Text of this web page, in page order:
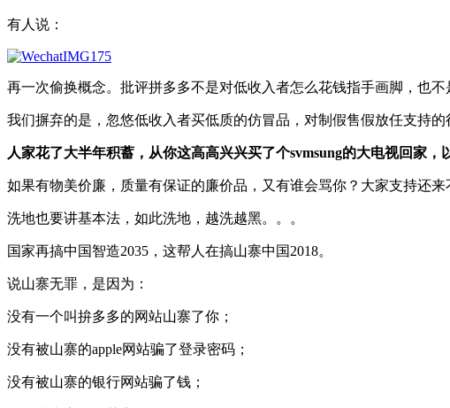
有人说：
再一次偷换概念。批评拼多多不是对低收入者怎么花钱指手画脚，也不
我们摒弃的是，忽悠低收入者买低质的仿冒品，对制假售假放任支持的
人家花了大半年积蓄，从你这高高兴兴买了个svmsung的大电视回家
如果有物美价廉，质量有保证的廉价品，又有谁会骂你？大家支持还来
洗地也要讲基本法，如此洗地，越洗越黑。。。
国家再搞中国智造2035，这帮人在搞山寨中国2018。
说山寨无罪，是因为：
没有一个叫拚多多的网站山寨了你；
没有被山寨的apple网站骗了登录密码；
没有被山寨的银行网站骗了钱；